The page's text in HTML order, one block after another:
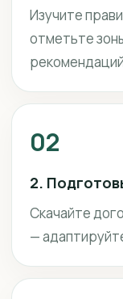
Изучите
отметьте
02
2.
Скачайте
—